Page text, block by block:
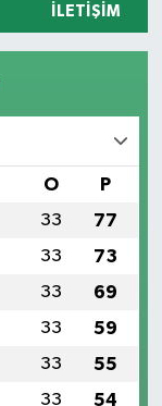
İLETIŞIM
O P
33 77
33 73
33 69
33 59
33 55
33 54